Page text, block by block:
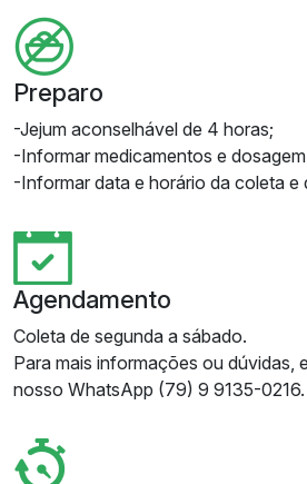
Preparo
-Jejum aconselhável de 4 horas;
-Informar medicamentos e
-Informar data e horário da coleta e
Agendamento
Coleta de segunda a sábado.
Para mais informações ou dúvidas,
nosso WhatsApp (79) 9 9135-0216.